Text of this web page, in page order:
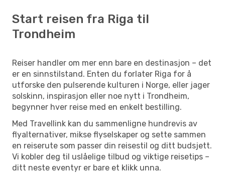
Start reisen fra Riga til
Trondheim
Reiser handler om mer enn bare en destinasjon – det
er en sinnstilstand. Enten du forlater Riga for å
utforske den pulserende kulturen i Norge, eller jager
solskinn, inspirasjon eller noe nytt i Trondheim,
begynner hver reise med en enkelt bestilling.
Med Travellink kan du sammenligne hundrevis av
flyalternativer, mikse flyselskaper og sette sammen
en reiserute som passer din reisestil og ditt budsjett.
Vi kobler deg til uslåelige tilbud og viktige reisetips –
ditt neste eventyr er bare et klikk unna.